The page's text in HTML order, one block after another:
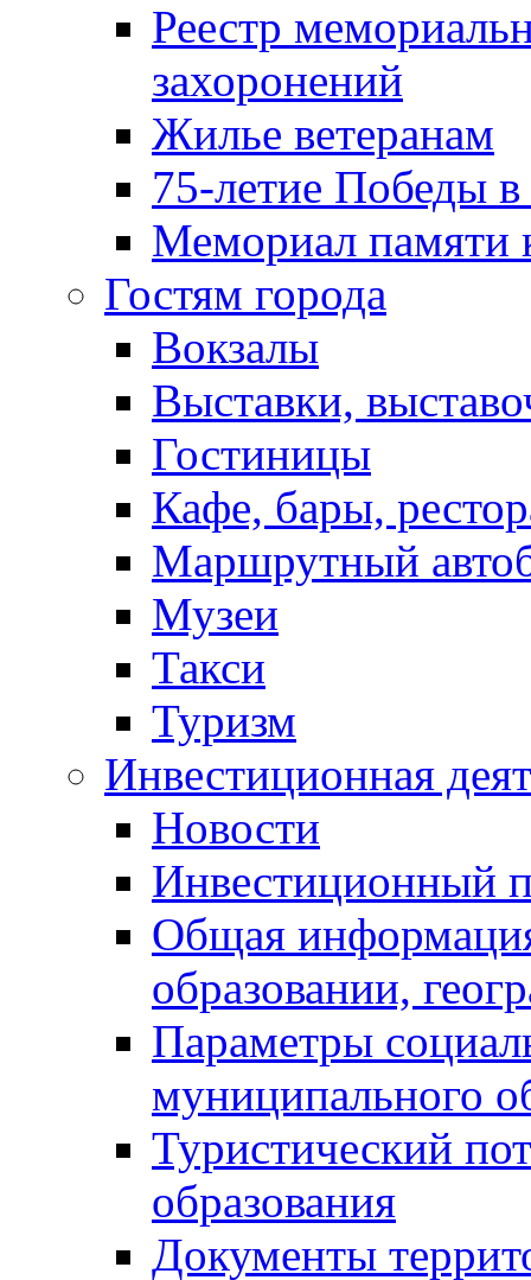
Реестр
захоронений
Жилье ветеранам
75-летие Победы
Мемориал памяти
Гостям города
Вокзалы
Выставки,
Гостиницы
Кафе, бары,
Маршрутный
Музеи
Такси
Туризм
Инвестиционная
Новости
Инвестиционный
Общая
образовании,
Параметры
муниципального
Туристический
образования
Документы